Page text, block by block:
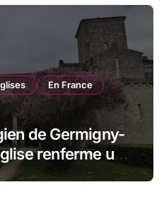
En France
de Germigny-
renferme une
carolingienne